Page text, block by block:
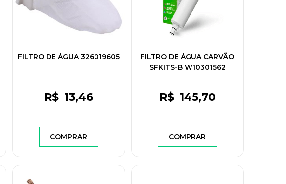
FILTRO DE ÁGUA 326019605
R$ 13,46
COMPRAR
FILTRO DE ÁGUA CARVÃO
SFKITS-B W10301562
R$ 145,70
COMPRAR